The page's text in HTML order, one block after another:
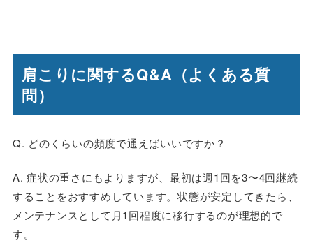
肩こりに関するQ&A（よくある質
問）
Q. どのくらいの頻度で通えばいいですか？
A. 症状の重さにもよりますが、最初は週1回を3〜4回継続
することをおすすめしています。状態が安定してきたら、
メンテナンスとして月1回程度に移行するのが理想的で
す。